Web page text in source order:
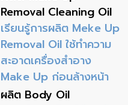
Removal Cleaning Oil
เรียนรู้การผลิต Meke Up
Removal Oil ใช้ทำความ
สะอาดเครื่องสำอาง
Make Up ก่อนล้างหน้า
ผลิต Body Oil